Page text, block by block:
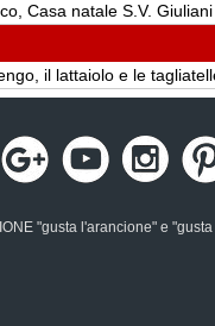
Casa natale S.V.
il lattaiolo e le
"gusta l'arancione" e